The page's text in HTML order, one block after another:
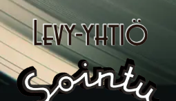
Siirry
navigointiin
Siirry
sisältöön